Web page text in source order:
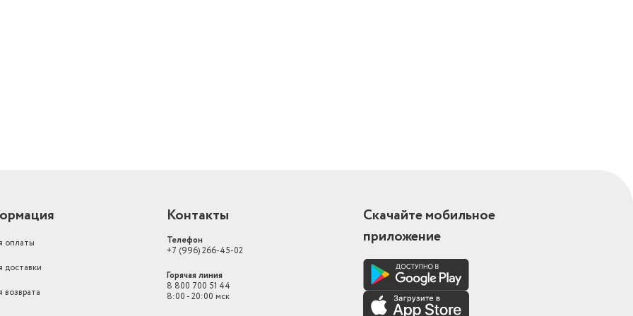
оплаты
доставки
возврата
Контакты
Телефон
+7 (996) 266-45-02
Горячая линия
8 800 700 51 44
8:00 - 20:00 мск
Скачайте мобильное
приложение